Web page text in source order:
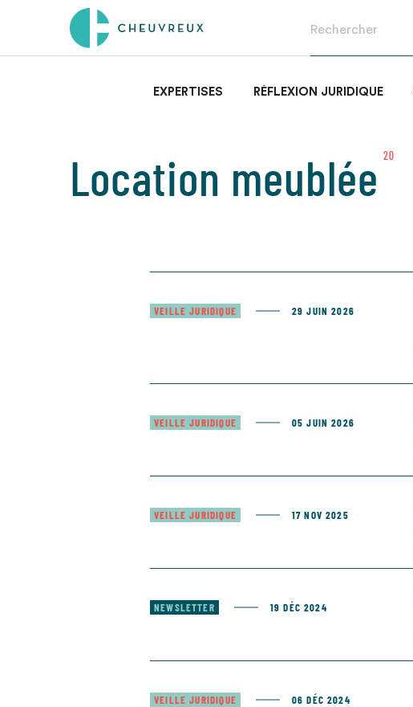
EXPERTISES RÉFLEXION JURIDIQUE
Location meublée 20
VEILLE JURIDIQUE 29 JUIN 2026
VEILLE JURIDIQUE 05 JUIN 2026
VEILLE JURIDIQUE 17 NOV 2025
NEWSLETTER 19 DÉC 2024
VEILLE JURIDIQUE 06 DÉC 2024